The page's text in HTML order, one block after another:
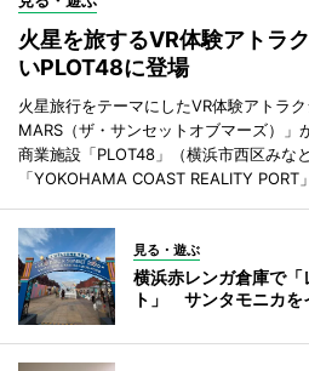
火星を旅するVR体験アトラ
いPLOT48に登場
火星旅行をテーマにしたVR体験アトラ
MARS（ザ・サンセットオブマーズ）」
商業施設「PLOT48」（横浜市西区みな
「YOKOHAMA COAST REALITY PORT
見る・遊ぶ
横浜赤レンガ倉庫で
ト」 サンタモニカ